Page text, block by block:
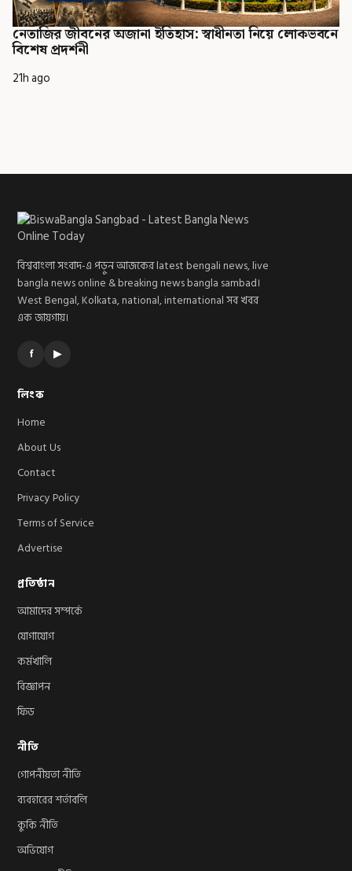
নেতাজির জীবনের অজানা ইতিহাস: স্বাধীনতা নিয়ে লোকভবনে
বিশেষ প্রদর্শনী
21h ago
বিশ্ববাংলা সংবাদ-এ পড়ুন আজকের latest bengali news, live
bangla news online & breaking news bangla sambad।
West Bengal, Kolkata, national, international সব খবর
এক জায়গায়।
f ▶
লিংক
Home
About Us
Contact
Privacy Policy
Terms of Service
Advertise
প্রতিষ্ঠান
আমাদের সম্পর্কে
যোগাযোগ
কর্মখালি
বিজ্ঞাপন
ফিড
নীতি
গোপনীয়তা নীতি
ব্যবহারের শর্তাবলি
কুকি নীতি
অভিযোগ